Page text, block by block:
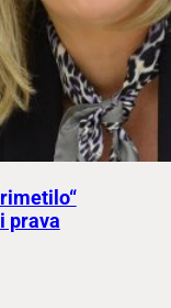
prava